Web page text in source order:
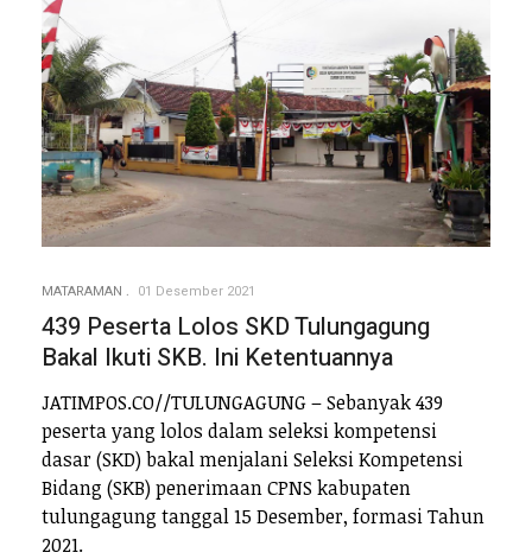
MATARAMAN 01 Desember 2021
439 Peserta Lolos SKD Tulungagung
Bakal Ikuti SKB. Ini Ketentuannya
JATIMPOS.CO//TULUNGAGUNG – Sebanyak 439
peserta yang lolos dalam seleksi kompetensi
dasar (SKD) bakal menjalani Seleksi Kompetensi
Bidang (SKB) penerimaan CPNS kabupaten
tulungagung tanggal 15 Desember, formasi Tahun
2021.